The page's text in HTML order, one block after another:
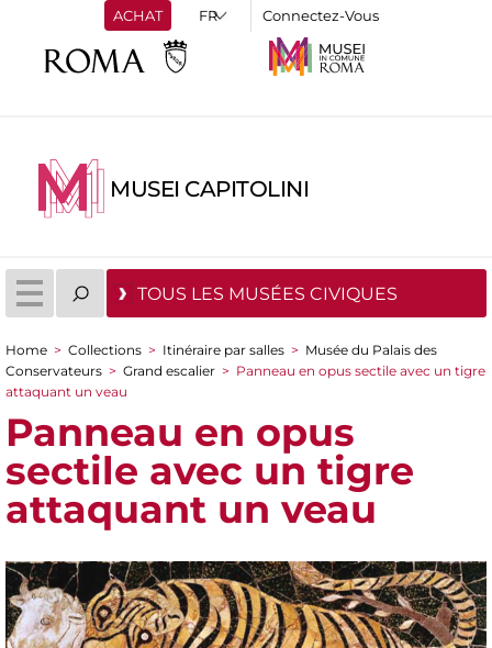
ACHAT Connectez-Vous
MUSEI CAPITOLINI
TOUS LES MUSÉES CIVIQUES
You are here
Home > Collections > Itinéraire par salles > Musée du Palais des
Conservateurs > Grand escalier > Panneau en opus sectile avec un tigre
attaquant un veau
Panneau en opus
sectile avec un tigre
attaquant un veau